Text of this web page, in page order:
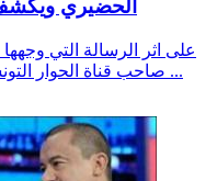
الحضيري
على اثر الرسالة التي
صاحب قناة الحوار التونسي، سامي الفهري، ردّ هذا الأخير عب ...